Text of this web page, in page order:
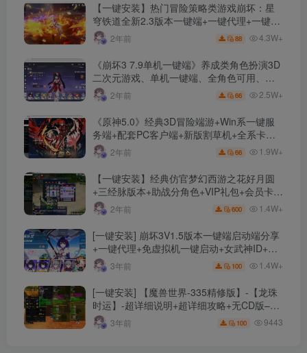
【一键安装】热门冒险策略类游戏崩坏：星
穹铁道全新2.3版本一键端+一键代理+一键启
动+免虚拟机
2年前 88 4.3W+
《崩坏3 7.9单机一键端》养成类角色扮演3D
二次元游戏、单机一键端、全角色可用、无
限资源、附带保姆级安装教程
2年前 66 2.5W+
《原神5.0》经典3D冒险端游+Win系一键服
务端+配套PC客户端+新版割草机+全系卡池
文件2年前 66 1.9W+
【一键安装】经典仿官梦幻西游之花好月圆
+三经脉版本+助战分角色+VIP礼包+会员卡
+剧情活动+视频搭建及其他修改资料
2年前 600 1.4W+
[一键安装] 崩坏3V1.5版本一键端启动端分享
+一键代理+免虚拟机一键启动+女武神ID+详
细指令+极简一键修改
3年前 100 1.4W+
[一键安装] 【魔兽世界-335精修版】-【龙珠
时运】-超详细说明+超详细攻略+无CD版–精
修版本-站长推荐+站长亲测
3年前 100 9443